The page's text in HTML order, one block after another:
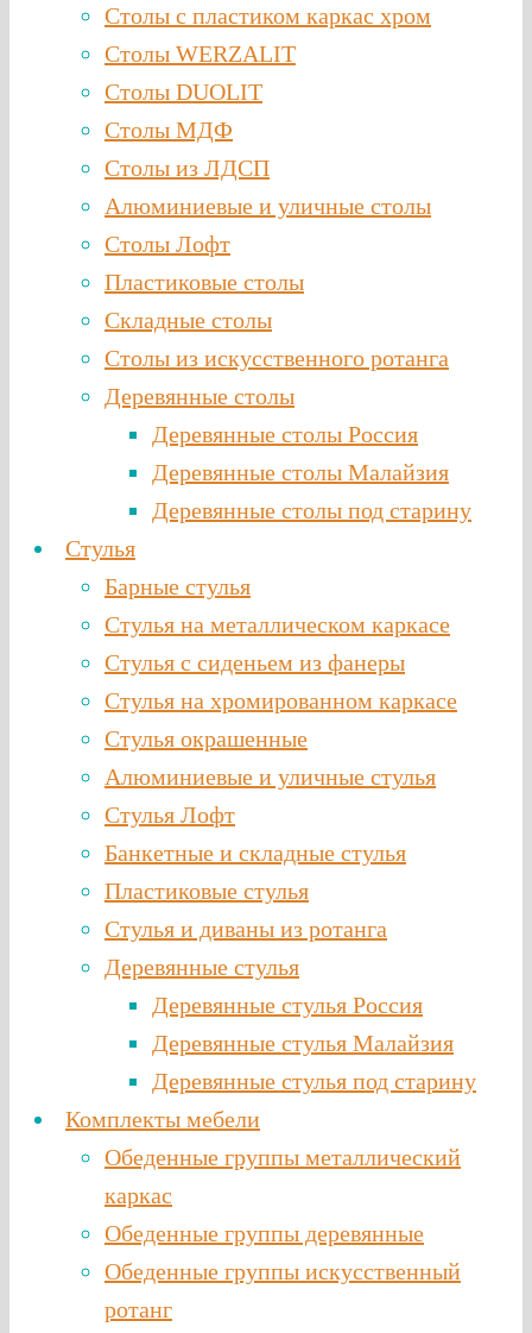
Столы с пластиком каркас хром
Столы WERZALIT
Столы DUOLIT
Столы МДФ
Столы из ЛДСП
Алюминиевые и уличные столы
Столы Лофт
Пластиковые столы
Складные столы
Столы из искусственного ротанга
Деревянные столы
Деревянные столы Россия
Деревянные столы Малайзия
Деревянные столы под старину
Стулья
Барные стулья
Стулья на металлическом каркасе
Стулья с сиденьем из фанеры
Стулья на хромированном каркасе
Стулья окрашенные
Алюминиевые и уличные стулья
Стулья Лофт
Банкетные и складные стулья
Пластиковые стулья
Стулья и диваны из ротанга
Деревянные стулья
Деревянные стулья Россия
Деревянные стулья Малайзия
Деревянные стулья под старину
Комплекты мебели
Обеденные группы металлический
каркас
Обеденные группы деревянные
Обеденные группы искусственный
ротанг